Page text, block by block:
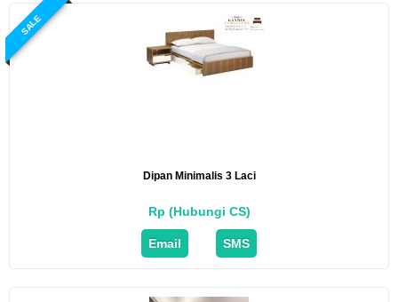
SALE
Dipan Minimalis 3 Laci
Rp (Hubungi CS)
Email SMS